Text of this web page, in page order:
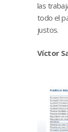
las
todo el
justos.
Víctor